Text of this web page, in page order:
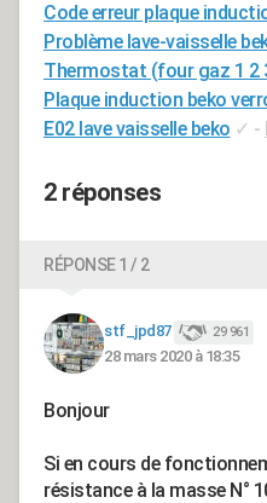
Code erreur plaque
Problème lave-vaisselle
Thermostat (four gaz 1 2
Plaque induction beko
E02 lave vaisselle beko ✓ -
2 réponses
RÉPONSE 1 / 2
stf_jpd87 29 961
28 mars 2020 à 18:35
Bonjour
Si en cours de
résistance à la masse N°